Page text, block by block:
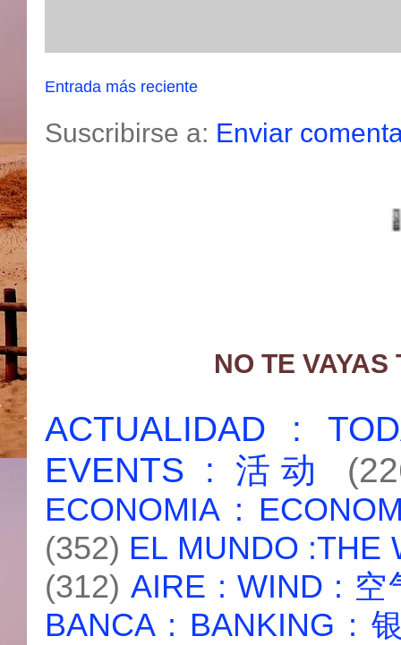
Entrada más reciente
Suscribirse a: Enviar
NO TE
ACTUALIDAD :
EVENTS : 活动
ECONOMIA :
(352) EL MUNDO :THE
(312) AIRE : WIND : 空
BANCA : BANKING :